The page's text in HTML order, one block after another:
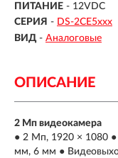
ПИТАНИЕ - 12VDC
СЕРИЯ - DS-2CE5ххх
ВИД - Аналоговые
ОПИСАНИЕ
2 Мп видеокамера
● 2 Мп, 1920 × 1080
мм, 6 мм ●